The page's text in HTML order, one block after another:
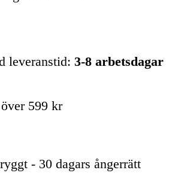
leveranstid: 3-8 arbetsdagar
599 kr
- 30 dagars ångerrätt